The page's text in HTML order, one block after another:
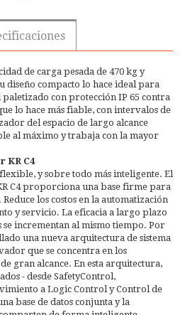
de carga pesada de 470 kg y
diseño compacto lo hace ideal para
con protección IP 65 contra
lo hace más fiable, con intervalos de
del espacio de largo alcance
al máximo y trabaja con la mayor
KR C4
y sobre todo más inteligente. El
C4 proporciona una base firme para
los costos en la automatización
y servicio. La eficacia a largo plazo
se incrementan al mismo tiempo. Por
una nueva arquitectura de sistema
que se concentra en los
gran alcance. En esta arquitectura,
- desde SafetyControl,
a Logic Control y Control de
base de datos conjunta y la